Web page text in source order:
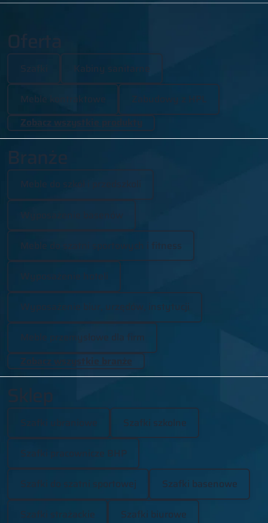
Oferta
Kabiny sanitarne
Meble kontraktowe
Zobacz wszystkie produkty
Branże
Meble do szkół i przedszkoli
Wyposażenie basenów
Meble do szatni sportowych i fitness
Zobacz wszystkie branże
Szafki szkolne
Szafki do szatni sportowej Szafki basenowe
Szafki strażackie Szafki biurowe